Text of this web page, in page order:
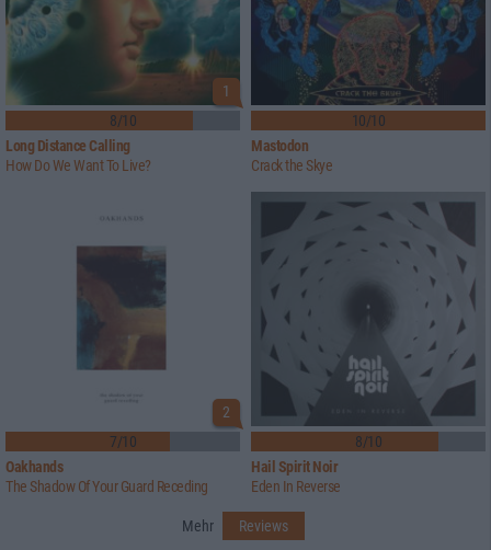
1
8/10
Long Distance Calling
How Do We Want To Live?
10/10
Mastodon
Crack the Skye
2
7/10
Oakhands
The Shadow Of Your Guard Receding
8/10
Hail Spirit Noir
Eden In Reverse
Mehr Reviews